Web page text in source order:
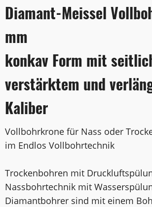
Diamant-Meissel
mm
konkav Form mit
verstärktem und
Kaliber
Vollbohrkrone für Nass oder
im Endlos Vollbohrtechnik
Trockenbohren mit
Nassbohrtechnik mit
Diamantbohrer sind mit einem